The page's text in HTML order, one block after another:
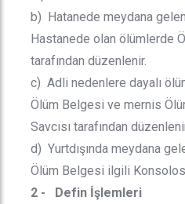
b) Hatanede meydana
Hastanede olan ölümlerde
tarafından düzenlenir.
c) Adli nedenlere dayalı
Ölüm Belgesi ve mernis
Savcısı tarafından
d) Yurtdışında meydana
Ölüm Belgesi ilgili
2 - Defin İşlemleri